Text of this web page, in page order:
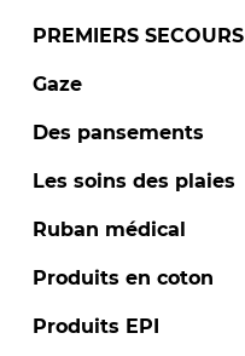
PREMIERS SECOURS
Gaze
Des pansements
Les soins des plaies
Ruban médical
Produits en coton
Produits EPI